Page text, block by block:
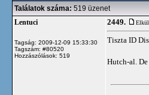
Találatok száma: 519 üzenet
Lentuci
Tagság: 2009-12-09 15:33:30
Tagszám: #80520
Hozzászólások: 519
2449.
Tiszta ID
Hutch-al. De